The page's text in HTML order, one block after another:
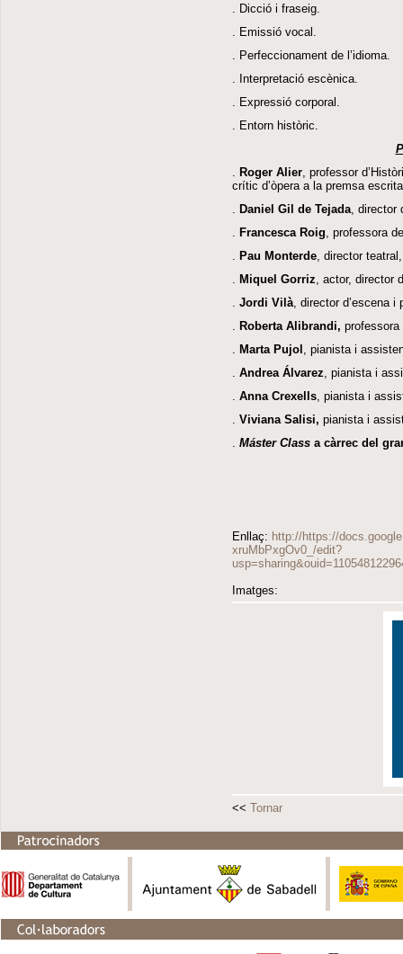
. Dicció i fraseig.
. Emissió vocal.
. Perfeccionament de l’idioma.
. Interpretació escènica.
. Expressió corporal.
. Entorn històric.
Roger Alier , professor
crític d’òpera a la premsa
Daniel Gil de Tejada , director
Francesca Roig , professora
Pau Monterde , director
Miquel Gorriz , actor, director
Jordi Vilà , director d’escena
Roberta Alibrandi, professora
Marta Pujol , pianista i
Andrea Álvarez , pianista i
Anna Crexells , pianista i
Viviana Salisi, pianista i
Máster Class a càrrec del
Enllaç: http://https://
xruMbPxgOv0_/edit?
Imatges:
<< Tornar